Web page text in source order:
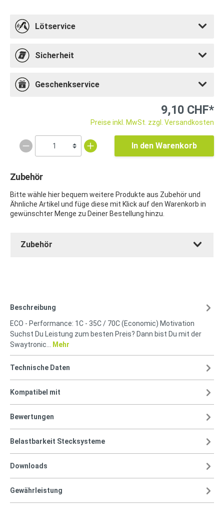
Lötservice
Sicherheit
Geschenkservice
9,10 CHF*
Preise inkl. MwSt. zzgl. Versandkosten
In den Warenkorb
Zubehör
Bitte wähle hier bequem weitere Produkte aus Zubehör und
Ähnliche Artikel und füge diese mit Klick auf den Warenkorb in
gewünschter Menge zu Deiner Bestellung hinzu.
Zubehör
Beschreibung
ECO - Performance: 1C - 35C / 70C (Economic) Motivation
Suchst Du Leistung zum besten Preis? Dann bist Du mit der
Swaytronic…
Mehr
Technische Daten
Kompatibel mit
Bewertungen
Belastbarkeit Stecksysteme
Downloads
Gewährleistung